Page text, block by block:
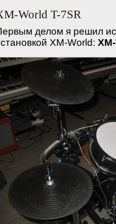
World T-7SR
делом я решил
ХM-World: